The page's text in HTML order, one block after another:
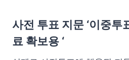
사전 투표 지문 ‘이중투
료 확보용 ‘